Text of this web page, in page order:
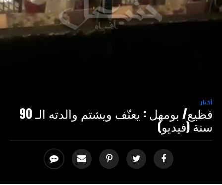
أخبار
فظيع/ بومهل : يعنّف ويشتم والدته الـ 90
سنة (فيديو)